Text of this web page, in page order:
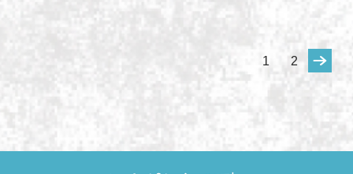
1 2